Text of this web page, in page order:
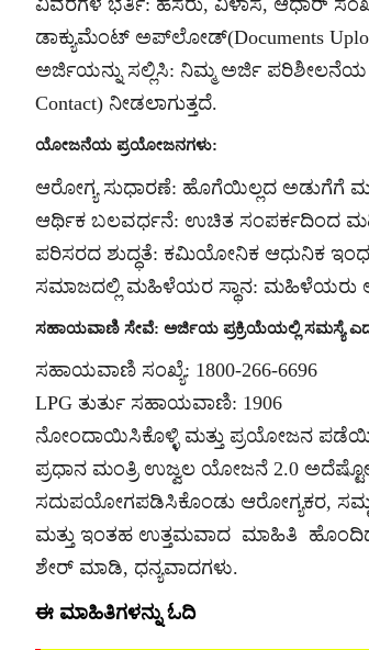
ವಿವರಗಳ ಭರ್ತಿ: ಹೆಸರು, ವಿಳಾಸ, ಆಧಾರ್
ಡಾಕ್ಯುಮೆಂಟ್ ಅಪ್‌ಲೋಡ್(Documents
ಅರ್ಜಿಯನ್ನು ಸಲ್ಲಿಸಿ: ನಿಮ್ಮ ಅರ್ಜಿ
Contact) ನೀಡಲಾಗುತ್ತದೆ.
ಯೋಜನೆಯ ಪ್ರಯೋಜನಗಳು:
ಆರೋಗ್ಯ ಸುಧಾರಣೆ: ಹೊಗೆಯಿಲ್ಲದ ಅಡುಗೆಗೆ
ಆರ್ಥಿಕ ಬಲವರ್ಧನೆ: ಉಚಿತ ಸಂಪರ್ಕದಿಂದ
ಪರಿಸರದ ಶುದ್ಧತೆ: ಕಮಿಯೋನಿಕ ಆಧುನಿಕ
ಸಮಾಜದಲ್ಲಿ ಮಹಿಳೆಯರ ಸ್ಥಾನ: ಮಹಿಳೆಯರು
ಸಹಾಯವಾಣಿ ಸೇವೆ: ಅರ್ಜಿಯ ಪ್ರಕ್ರಿಯೆಯಲ್ಲಿ ಸಮಸ್ಯೆ
ಸಹಾಯವಾಣಿ ಸಂಖ್ಯೆ: 1800-266-6696
LPG ತುರ್ತು ಸಹಾಯವಾಣಿ: 1906
ನೋಂದಾಯಿಸಿಕೊಳ್ಳಿ ಮತ್ತು ಪ್ರಯೋಜನ
ಪ್ರಧಾನ ಮಂತ್ರಿ ಉಜ್ವಲ ಯೋಜನೆ 2.0
ಸದುಪಯೋಗಪಡಿಸಿಕೊಂಡು ಆರೋಗ್ಯಕರ,
ಮತ್ತು ಇಂತಹ ಉತ್ತಮವಾದ ಮಾಹಿತಿ ಹೊಂದಿದ
ಶೇರ್ ಮಾಡಿ, ಧನ್ಯವಾದಗಳು.
ಈ ಮಾಹಿತಿಗಳನ್ನು ಓದಿ